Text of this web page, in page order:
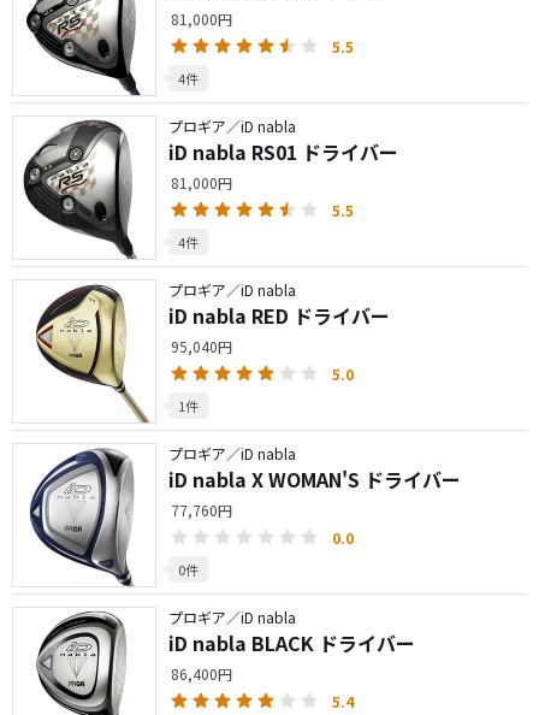
81,000円
5.5
4件
プロギア／iD nabla
iD nabla RS01 ドライバー
81,000円
5.5
4件
プロギア／iD nabla
iD nabla RED ドライバー
95,040円
5.0
1件
プロギア／iD nabla
iD nabla X WOMAN'S ドライバー
77,760円
0.0
0件
プロギア／iD nabla
iD nabla BLACK ドライバー
86,400円
5.4